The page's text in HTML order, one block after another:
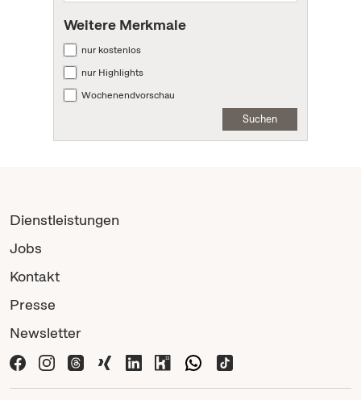
Weitere Merkmale
nur kostenlos
nur Highlights
Wochenendvorschau
Suchen
Dienstleistungen
Jobs
Kontakt
Presse
Newsletter